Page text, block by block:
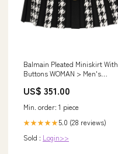
Balmain Pleated Miniskirt With
Buttons WOMAN > Men's
US$ 351.00
Min. order: 1 piece
★★★★★5.0 (28 reviews)
Sold : Login>>